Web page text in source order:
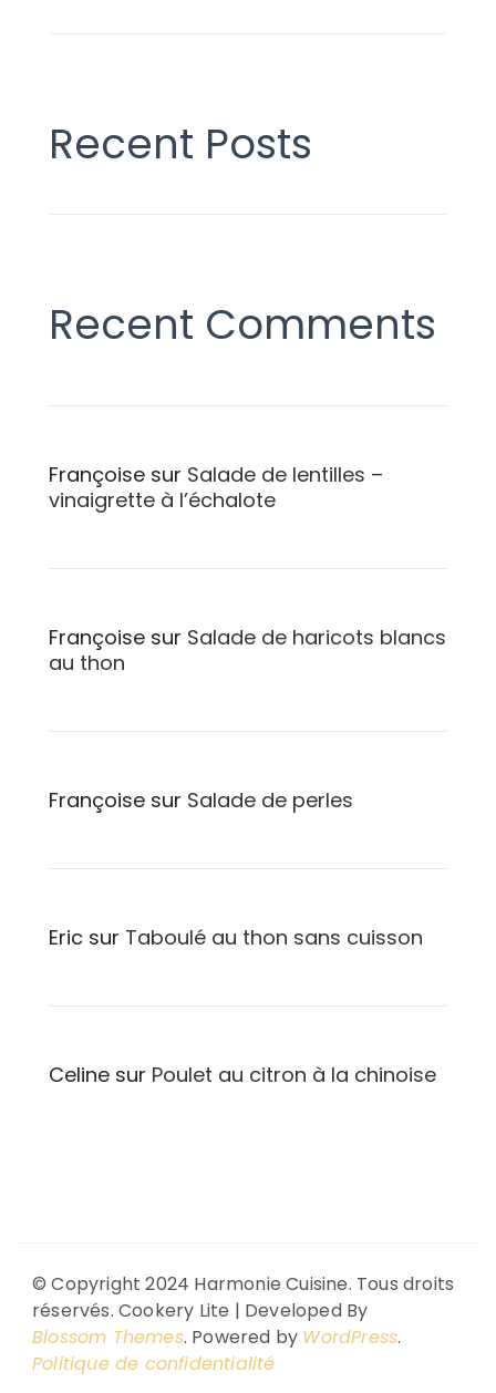
Recent Posts
Recent Comments
Françoise sur Salade de lentilles –
vinaigrette à l’échalote
Françoise sur Salade de haricots blancs
au thon
Françoise sur Salade de perles
Eric sur Taboulé au thon sans cuisson
Celine sur Poulet au citron à la chinoise
© Copyright 2024 Harmonie Cuisine. Tous droits
réservés. Cookery Lite | Developed By
Blossom Themes. Powered by WordPress.
Politique de confidentialité